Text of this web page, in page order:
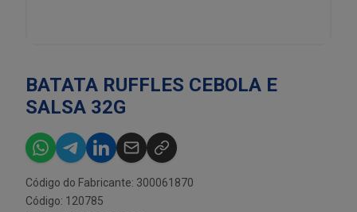
BATATA RUFFLES CEBOLA E
SALSA 32G
Código do Fabricante: 300061870
Código: 120785